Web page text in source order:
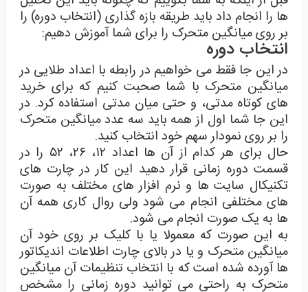
ها را انجام داد باید طریقه بازه گذاری (انتخاب دوره) را
بر روی میانگین متحرک را برای شما آموزش دهیم:
انتخاب دوره
در این جا فقط می خواهیم در رابطه با اعداد طلایی در
میانگین متحرک با شما صحبت کنیم که برای خرید
های کوتاه مدتی، و حتی میان مدتی استفاده کرد. در
این جا شما اول از همه باید سه عدد میانگین متحرک
را بر روی نمودار سهم خود انتخاب کنید.
حال برای هر کدام از آن ها اعداد ۱۲، ۲۶، ۵۲ را در
قسمت دوره زمانی قرار دهید این کار در چارت های
تکنیکال سایت ها و نرم افزار های مختلف به صورت
های مختلفی انجام می شود ولی روال کاری همه آن
ها به یک صورت انجام می شود.
به این صورت که معمولا یا با کلیک بر روی خود آن
میانگین متحرک و یا در بالای چارت اطلاعات اندیکاتور
ها آورده شده است که با انتخاب تنظیمات آن میانگین
متحرک به راحتی می توانید دوره زمانی را مشخص